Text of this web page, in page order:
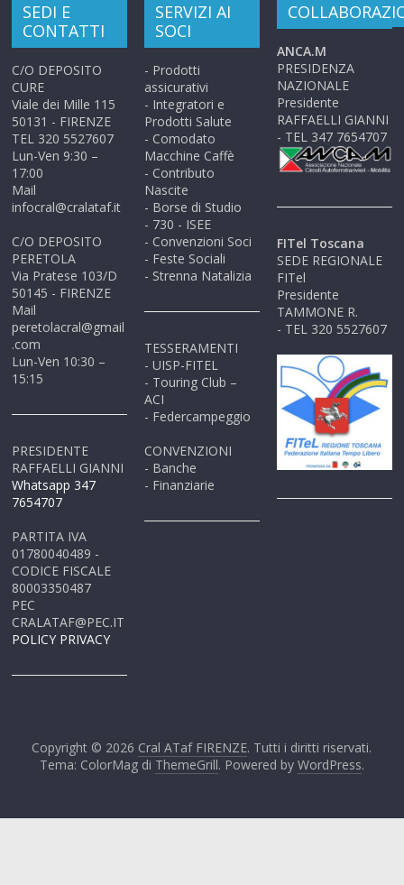
SEDI E
CONTATTI
C/O DEPOSITO
CURE
Viale dei Mille 115
50131 - FIRENZE
TEL 320 5527607
Lun-Ven 9:30 –
17:00
Mail
infocral@cralataf.it
C/O DEPOSITO
PERETOLA
Via Pratese 103/D
50145 - FIRENZE
Mail
peretolacral@gmail
.com
Lun-Ven 10:30 –
15:15
PRESIDENTE
RAFFAELLI GIANNI
Whatsapp 347
7654707
PARTITA IVA
01780040489 -
CODICE FISCALE
80003350487
PEC
CRALATAF@PEC.IT
POLICY PRIVACY
SERVIZI AI
SOCI
- Prodotti
assicurativi
- Integratori e
Prodotti Salute
- Comodato
Macchine Caffè
- Contributo
Nascite
- Borse di Studio
- 730 - ISEE
- Convenzioni Soci
- Feste Sociali
- Strenna Natalizia
TESSERAMENTI
- UISP-FITEL
- Touring Club –
ACI
- Federcampeggio
CONVENZIONI
- Banche
- Finanziarie
ANCA.M
PRESIDENZA
NAZIONALE
Presidente
RAFFAELLI GIANNI
- TEL 347 7654707
FITel Toscana
SEDE REGIONALE
FITel
Presidente
TAMMONE R.
- TEL 320 5527607
Copyright © 2026 Cral ATaf FIRENZE. Tutti i diritti riservati.
Tema: ColorMag di ThemeGrill. Powered by WordPress.